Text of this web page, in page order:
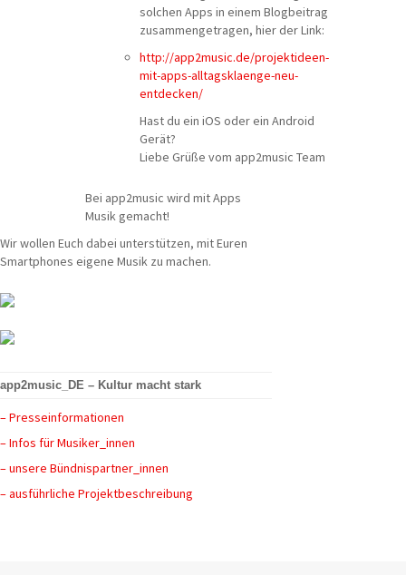
solchen Apps in einem Blogbeitrag
zusammengetragen, hier der Link:
http://app2music.de/projektideen-
mit-apps-alltagsklaenge-neu-
entdecken/
Hast du ein iOS oder ein Android
Gerät?
Liebe Grüße vom app2music Team
Bei app2music wird mit Apps
Musik gemacht!
Wir wollen Euch dabei unterstützen, mit Euren
Smartphones eigene Musik zu machen.
app2music_DE – Kultur macht stark
– Presseinformationen
– Infos für Musiker_innen
– unsere Bündnispartner_innen
– ausführliche Projektbeschreibung